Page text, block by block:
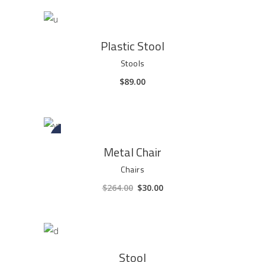
AGGIUNGI AL CARRELLO
Plastic Stool
Stools
$89.00
AGGIUNGI AL CARRELLO
Metal Chair
Chairs
$264.00 Il
prezzo
$30.00Il
AGGIUNGI AL CARRELLO
Stool